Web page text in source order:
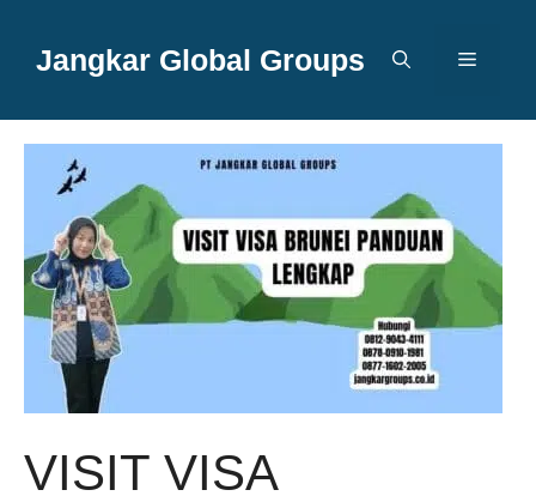
Jangkar Global Groups Menu
VISIT VISA